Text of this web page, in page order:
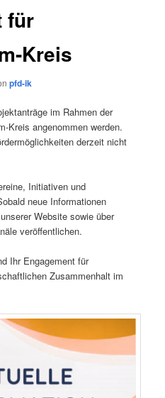
für
Kreis
pfd-ik
im Rahmen der
Kreis angenommen werden.
derzeit nicht
Initiativen und
neue Informationen
Website sowie über
veröffentlichen.
Ihr Engagement für
Zusammenhalt im